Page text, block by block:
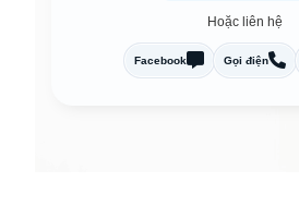
Hoặc liên hệ
Facebook Gọi điện